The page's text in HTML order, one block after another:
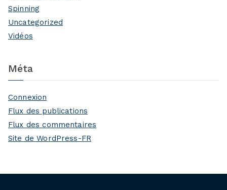
Spinning
Uncategorized
Vidéos
Méta
Connexion
Flux des publications
Flux des commentaires
Site de WordPress-FR